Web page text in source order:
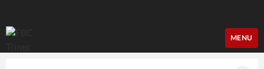
FBC Třinec
MENU